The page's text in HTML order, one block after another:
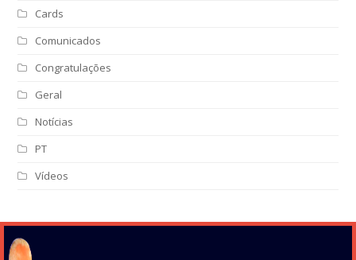
Cards
Comunicados
Congratulações
Geral
Notícias
PT
Vídeos